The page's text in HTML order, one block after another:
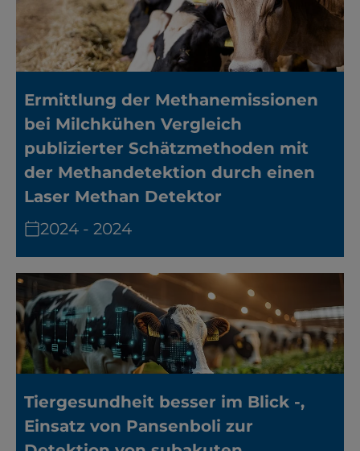
Ermittlung der Methanemissionen
bei Milchkühen Vergleich
publizierter Schätzmethoden mit
der Methandetektion durch einen
Laser Methan Detektor
2024 - 2024
Tiergesundheit besser im Blick -,
Einsatz von Pansenboli zur